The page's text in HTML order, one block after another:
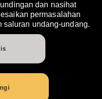
dan nasihat
permasalahan
saluran undang-undang.